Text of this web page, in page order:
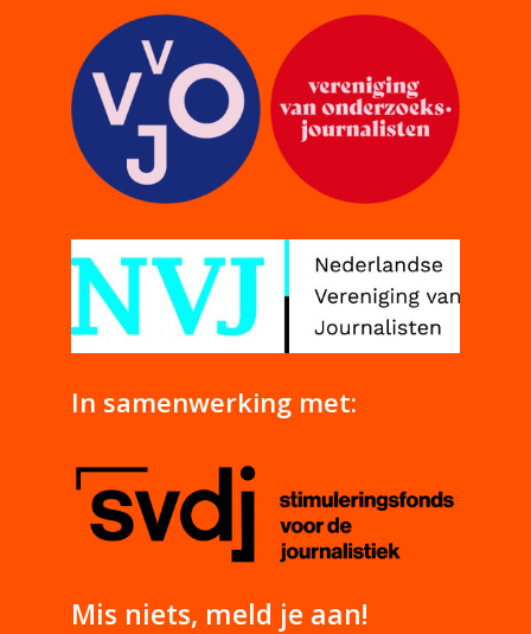
In samenwerking met:
Mis niets, meld je aan!